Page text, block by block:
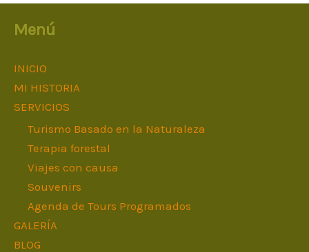
Menú
INICIO
MI HISTORIA
SERVICIOS
Turismo Basado en la Naturaleza
Terapia forestal
Viajes con causa
Souvenirs
Agenda de Tours Programados
GALERÍA
BLOG